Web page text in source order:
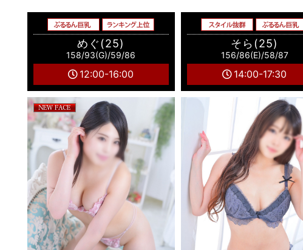
めぐ(25)
158/93(G)/59/86
12:00-16:00
そら(25)
156/86(E)/58/87
14:00-17:30